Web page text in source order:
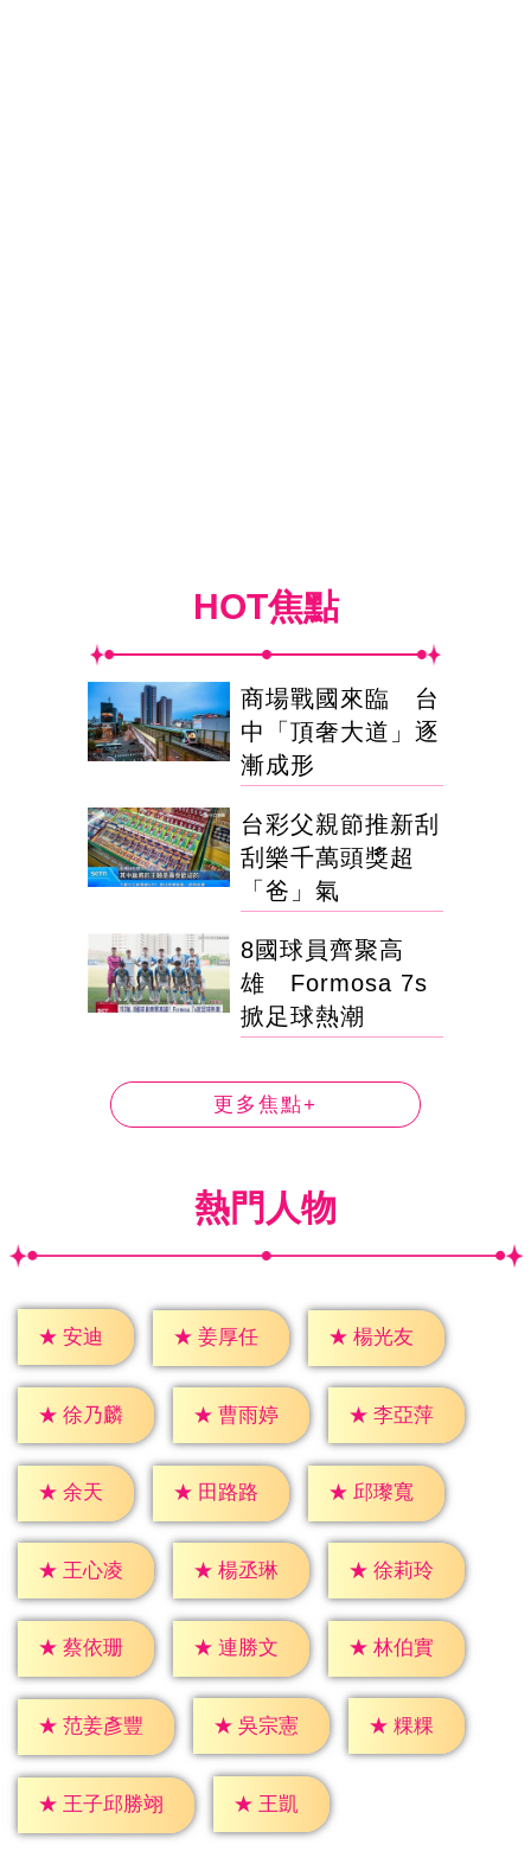
HOT焦點
商場戰國來臨 台
中「頂奢大道」逐
漸成形
台彩父親節推新刮
刮樂千萬頭獎超
「爸」氣
8國球員齊聚高
雄 Formosa 7s
掀足球熱潮
更多焦點+
熱門人物
★ 安迪 ★ 姜厚任 ★ 楊光友
★ 徐乃麟 ★ 曹雨婷 ★ 李亞萍
★ 余天 ★ 田路路 ★ 邱瓈寬
★ 王心凌 ★ 楊丞琳 ★ 徐莉玲
★ 蔡依珊 ★ 連勝文 ★ 林伯實
★ 范姜彥豐 ★ 吳宗憲 ★ 粿粿
★ 王子邱勝翊 ★ 王凱